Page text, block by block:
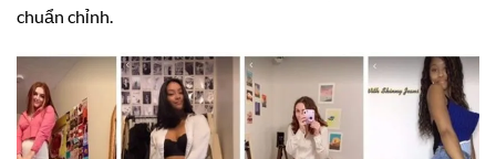
chuẩn chỉnh.